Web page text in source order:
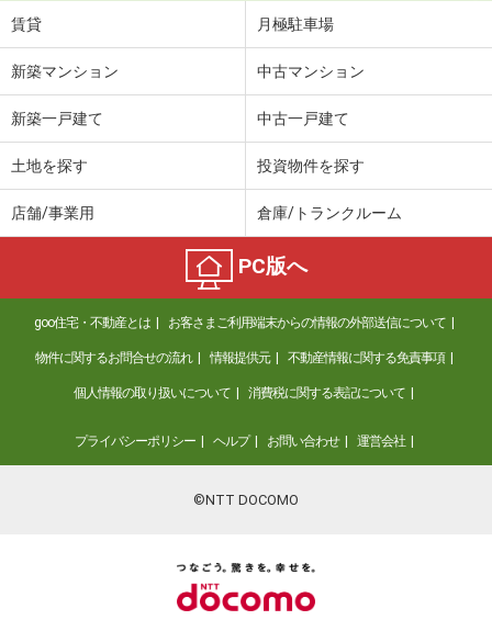
賃貸 月極駐車場
新築マンション 中古マンション
新築一戸建て 中古一戸建て
土地を探す 投資物件を探す
店舗/事業用 倉庫/トランクルーム
PC版へ
goo住宅・不動産とは お客さまご利用端末からの情報の外部送信について
物件に関するお問合せの流れ 情報提供元 不動産情報に関する免責事項
個人情報の取り扱いについて 消費税に関する表記について
プライバシーポリシー ヘルプ お問い合わせ 運営会社
©NTT DOCOMO